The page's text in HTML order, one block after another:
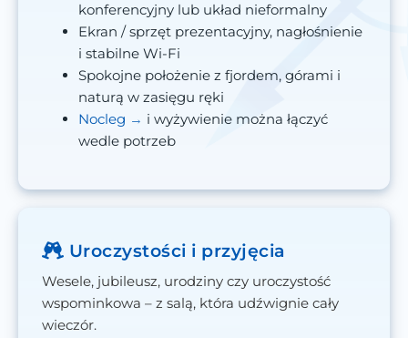
konferencyjny lub układ nieformalny
Ekran / sprzęt prezentacyjny, nagłośnienie
i stabilne Wi-Fi
Spokojne położenie z fjordem, górami i
naturą w zasięgu ręki
Nocleg
i wyżywienie można łączyć
wedle potrzeb
Uroczystości i przyjęcia
Wesele, jubileusz, urodziny czy uroczystość
wspominkowa – z salą, która udźwignie cały
wieczór.